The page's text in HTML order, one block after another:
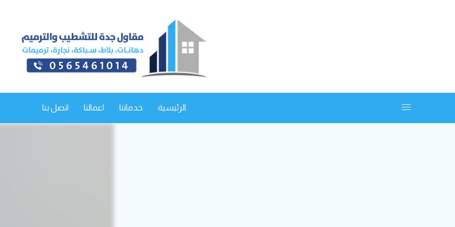
الرئيسية خدماتنا اعمالنا اتصل بنا